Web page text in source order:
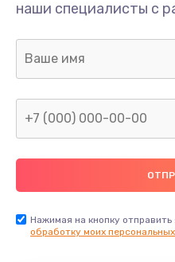
Не
наши специалисты с
Нажимая на кнопку
обработку моих